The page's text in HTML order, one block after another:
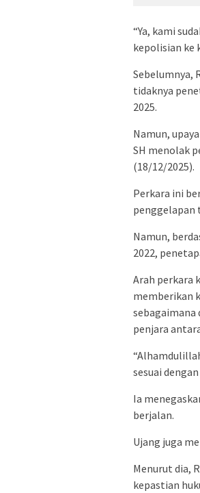
“Ya, kami
kepolisian ke
Sebelumnya,
tidaknya
2025.
Namun,
SH menolak
(18/12/2025).
Perkara ini
penggelapan
Namun,
2022,
Arah perkara
memberikan
sebagaimana
penjara
sesuai
Ia
berjalan.
Ujang juga
Menurut dia,
kepastian